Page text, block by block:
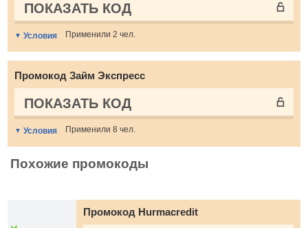
ПОКАЗАТЬ КОД
Условия Применили 2 чел.
Промокод Займ Экспресс
ПОКАЗАТЬ КОД
Условия Применили 8 чел.
Похожие промокоды
Промокод Hurmacredit